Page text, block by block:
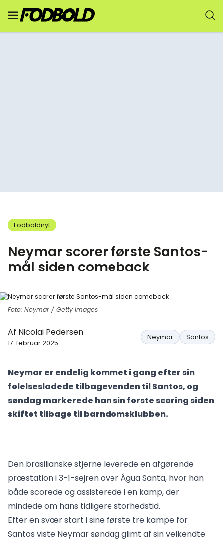
Fodboldnyt
Neymar scorer første Santos-
mål siden comeback
Foto: Neymar / Getty Images
Af Nicolai Pedersen
17. februar 2025
Neymar Santos
Neymar er endelig kommet i gang efter sin
følelsesladede tilbagevenden til Santos, og
søndag markerede han sin første scoring siden
skiftet tilbage til barndomsklubben.
Den brasilianske stjerne leverede en afgørende
præstation i 3-1-sejren over Água Santa, hvor han
både scorede og assisterede i en kamp, der
mindede om hans tidligere storhedstid.
Efter en svær start i sine første tre kampe for
Santos viste Neymar søndag glimt af sin velkendte